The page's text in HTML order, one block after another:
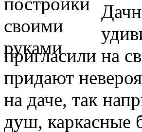
пригласили на
придают
на даче, так
душ, каркасные